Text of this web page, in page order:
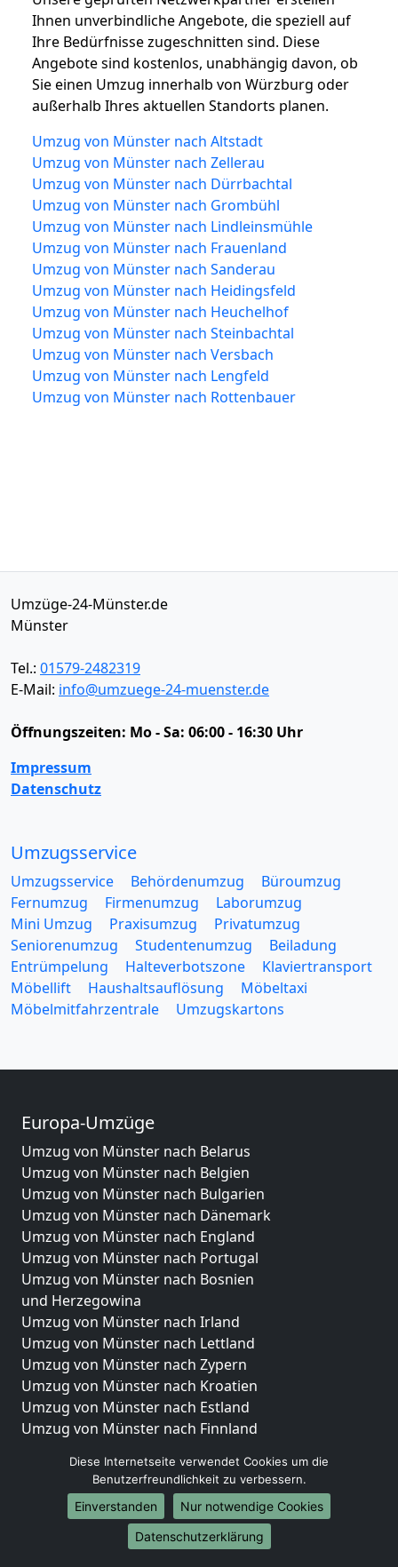
Ihnen unverbindliche Angebote, die speziell auf
Ihre Bedürfnisse zugeschnitten sind. Diese
Angebote sind kostenlos, unabhängig davon, ob
Sie einen Umzug innerhalb von Würzburg oder
außerhalb Ihres aktuellen Standorts planen.
Umzug von Münster nach Altstadt
Umzug von Münster nach Zellerau
Umzug von Münster nach Dürrbachtal
Umzug von Münster nach Grombühl
Umzug von Münster nach Lindleinsmühle
Umzug von Münster nach Frauenland
Umzug von Münster nach Sanderau
Umzug von Münster nach Heidingsfeld
Umzug von Münster nach Heuchelhof
Umzug von Münster nach Steinbachtal
Umzug von Münster nach Versbach
Umzug von Münster nach Lengfeld
Umzug von Münster nach Rottenbauer
Umzüge-24-Münster.de
Münster
Tel.: 01579-2482319
E-Mail: info@umzuege-24-muenster.de
Öffnungszeiten: Mo - Sa: 06:00 - 16:30 Uhr
Impressum
Datenschutz
Umzugsservice
Umzugsservice Behördenumzug
Büroumzug
Fernumzug
Firmenumzug
Laborumzug
Mini Umzug
Praxisumzug
Privatumzug
Seniorenumzug
Studentenumzug
Beiladung
Entrümpelung
Halteverbotszone
Klaviertransport
Möbellift
Haushaltsauflösung
Möbeltaxi
Möbelmitfahrzentrale
Umzugskartons
Europa-Umzüge
Umzug von Münster nach Belarus
Umzug von Münster nach Belgien
Umzug von Münster nach Bulgarien
Umzug von Münster nach Dänemark
Umzug von Münster nach England
Umzug von Münster nach Portugal
Umzug von Münster nach Bosnien
und Herzegowina
Umzug von Münster nach Irland
Umzug von Münster nach Lettland
Umzug von Münster nach Zypern
Umzug von Münster nach Kroatien
Umzug von Münster nach Estland
Umzug von Münster nach Finnland
Umzug von Münster nach Griechenland
Umzug von Münster nach Italien
Umzug von Münster nach Liechtenstein
Umzug von Münster nach Luxemburg
Umzug von Münster nach Niederlande
Diese Internetseite verwendet Cookies um die
Benutzerfreundlichkeit zu verbessern.
Einverstanden
Nur notwendige Cookies
Datenschutzerklärung